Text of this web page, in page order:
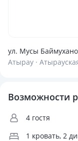
ул. Мусы
Атырау ·
Возможности
4 гостя
1 кровать, 2